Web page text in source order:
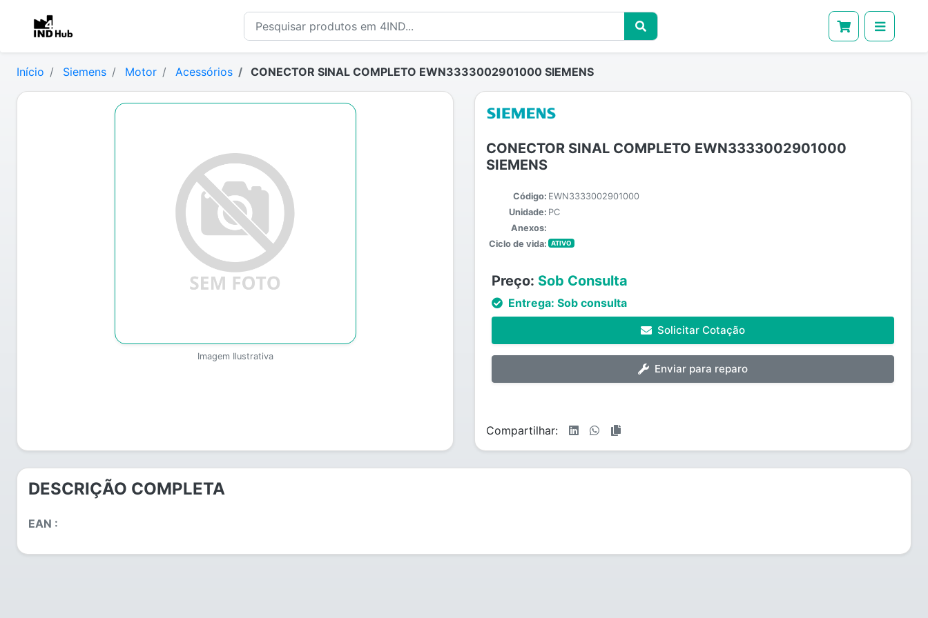
Início Siemens Motor Acessórios CONECTOR SINAL COMPLETO EWN3333002901000 SIEMENS
Imagem Ilustrativa
CONECTOR SINAL COMPLETO EWN3333002901000
SIEMENS
Código: EWN3333002901000
Unidade: PC
Anexos:
Ciclo de vida:
ATIVO
Preço: Sob Consulta
Entrega: Sob consulta
Solicitar Cotação
Enviar para reparo
Compartilhar:
DESCRIÇÃO COMPLETA
EAN :